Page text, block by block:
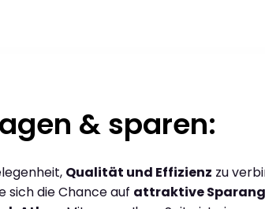
& sparen:
Qualität und Effizienz zu
sich die Chance auf attraktive